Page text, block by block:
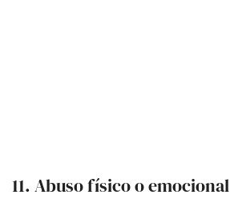
11. Abuso físico o emocional